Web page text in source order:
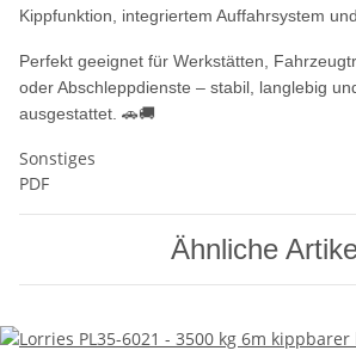
Kippfunktion, integriertem Auffahrsystem
Perfekt geeignet für Werkstätten,
oder Abschleppdienste – stabil, langlebig
ausgestattet. 🚗🚚
Sonstiges
PDF
Ähnliche